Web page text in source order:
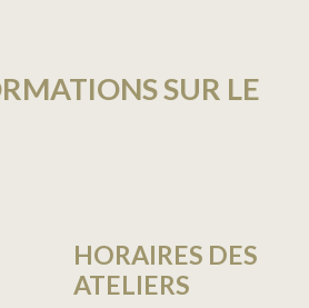
SUR LE
HORAIRES DES
ATELIERS